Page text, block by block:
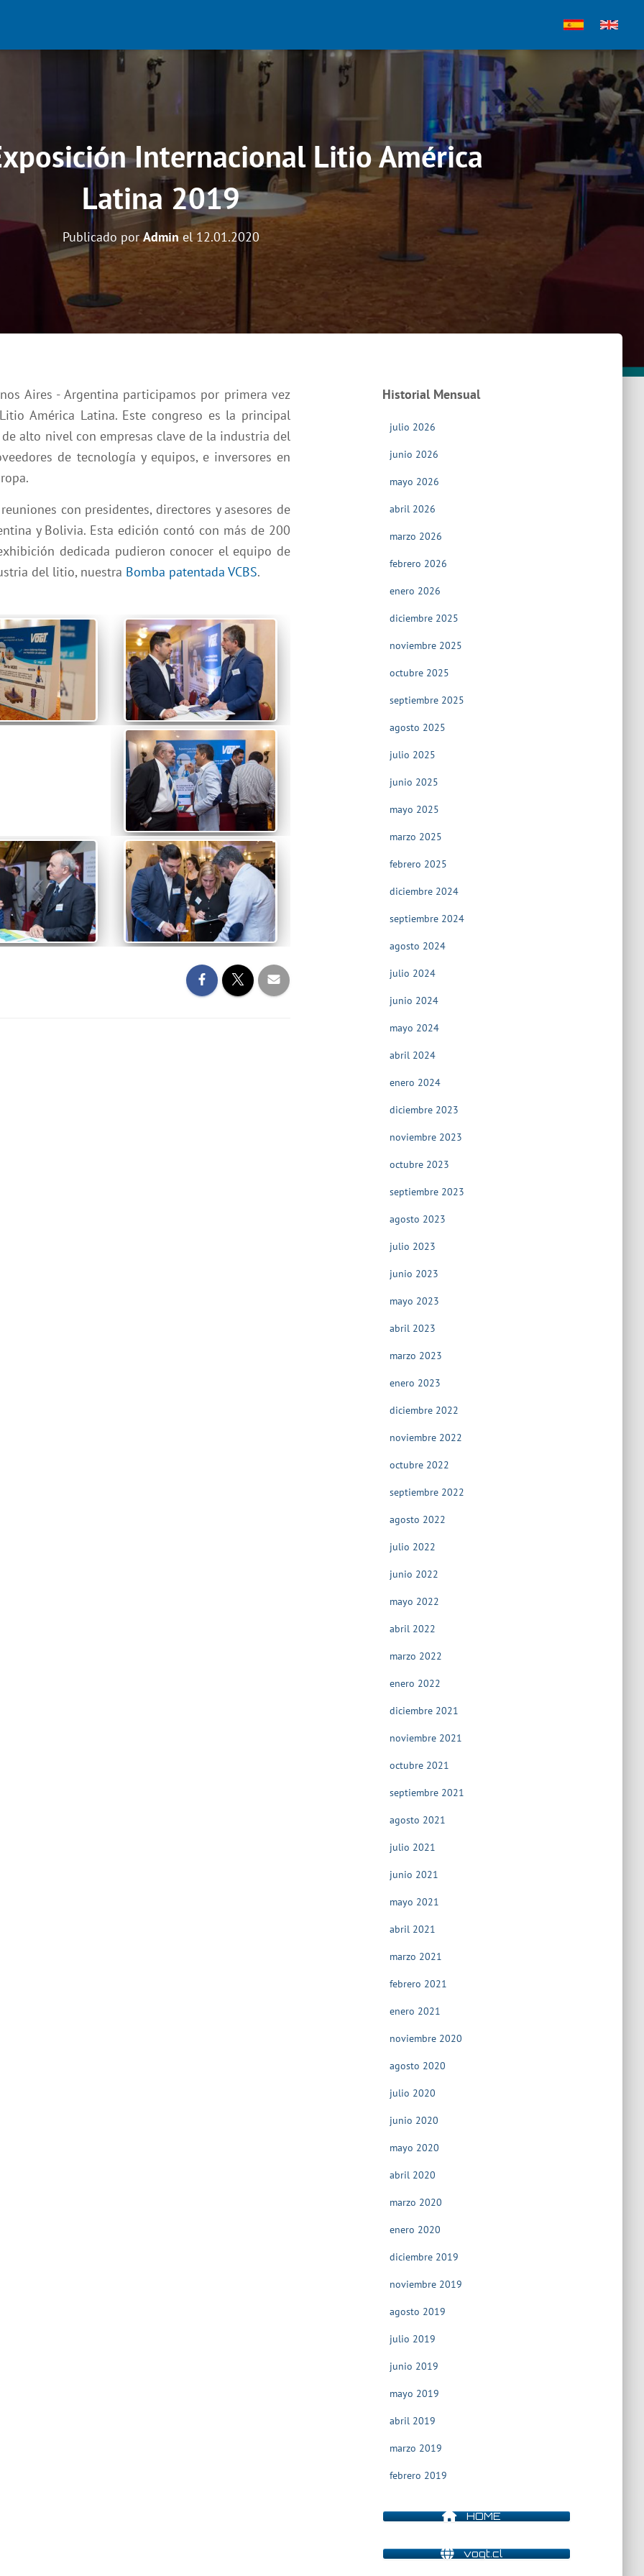
Internacional Litio América
Latina 2019
Publicado porAdmin el 12.01.2020
Aires - Argentina participamos por primera vez
América Latina. Este congreso es la principal
alto nivel con empresas clave de la industria del
de tecnología y equipos, e inversores en
con presidentes, directores y asesores de
y Bolivia. Esta edición contó con más de 200
dedicada pudieron conocer el equipo de
del litio, nuestra Bomba patentada VCBS.
Historial Mensual
julio 2026
junio 2026
mayo 2026
abril 2026
marzo 2026
febrero 2026
enero 2026
diciembre 2025
noviembre 2025
octubre 2025
septiembre 2025
agosto 2025
julio 2025
junio 2025
mayo 2025
marzo 2025
febrero 2025
diciembre 2024
septiembre 2024
agosto 2024
julio 2024
junio 2024
mayo 2024
abril 2024
enero 2024
diciembre 2023
noviembre 2023
octubre 2023
septiembre 2023
agosto 2023
julio 2023
junio 2023
mayo 2023
abril 2023
marzo 2023
enero 2023
diciembre 2022
noviembre 2022
octubre 2022
septiembre 2022
agosto 2022
julio 2022
junio 2022
mayo 2022
abril 2022
marzo 2022
enero 2022
diciembre 2021
noviembre 2021
octubre 2021
septiembre 2021
agosto 2021
julio 2021
junio 2021
mayo 2021
abril 2021
marzo 2021
febrero 2021
enero 2021
noviembre 2020
agosto 2020
julio 2020
junio 2020
mayo 2020
abril 2020
marzo 2020
enero 2020
diciembre 2019
noviembre 2019
agosto 2019
julio 2019
junio 2019
mayo 2019
abril 2019
marzo 2019
febrero 2019
HOME
vogt.cl